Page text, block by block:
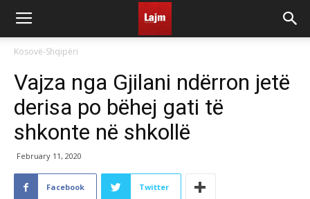
Kosovë-Shqipëri
Vajza nga Gjilani ndërron jetë
derisa po bëhej gati të
shkonte në shkollë
February 11, 2020
Facebook Twitter